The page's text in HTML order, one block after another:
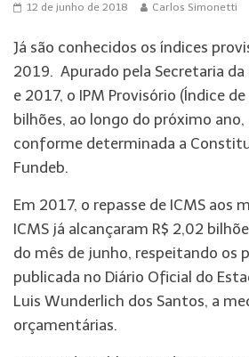
12 de junho de 2018 Carlos Simonetti
Já são conhecidos os índices
2019. Apurado pela Secretaria
e 2017, o IPM Provisório (Índice
bilhões, ao longo do próximo
conforme determinada a
Fundeb.
Em 2017, o repasse de ICMS
ICMS já alcançaram R$ 2,02
do mês de junho, respeitando os
publicada no Diário Oficial do
Luis Wunderlich dos Santos, a
orçamentárias.